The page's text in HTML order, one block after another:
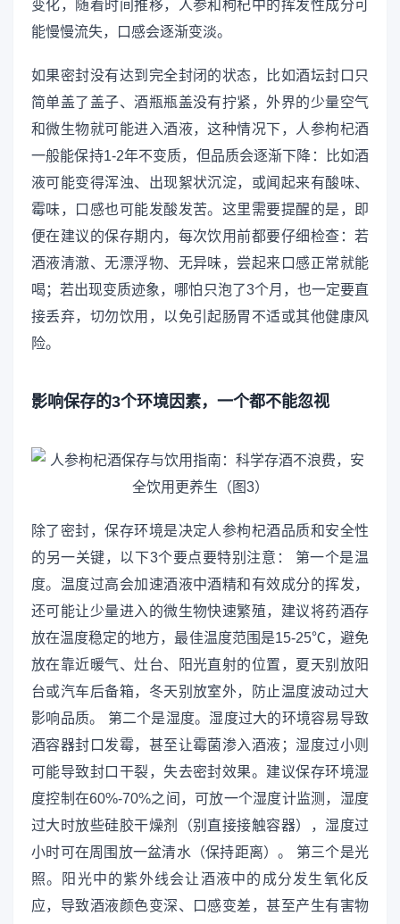
变化，随着时间推移，人参和枸杞中的挥发性成分可
能慢慢流失，口感会逐渐变淡。
如果密封没有达到完全封闭的状态，比如酒坛封口只
简单盖了盖子、酒瓶瓶盖没有拧紧，外界的少量空气
和微生物就可能进入酒液，这种情况下，人参枸杞酒
一般能保持1-2年不变质，但品质会逐渐下降：比如酒
液可能变得浑浊、出现絮状沉淀，或闻起来有酸味、
霉味，口感也可能发酸发苦。这里需要提醒的是，即
便在建议的保存期内，每次饮用前都要仔细检查：若
酒液清澈、无漂浮物、无异味，尝起来口感正常就能
喝；若出现变质迹象，哪怕只泡了3个月，也一定要直
接丢弃，切勿饮用，以免引起肠胃不适或其他健康风
险。
影响保存的3个环境因素，一个都不能忽视
除了密封，保存环境是决定人参枸杞酒品质和安全性
的另一关键，以下3个要点要特别注意： 第一个是温
度。温度过高会加速酒液中酒精和有效成分的挥发，
还可能让少量进入的微生物快速繁殖，建议将药酒存
放在温度稳定的地方，最佳温度范围是15-25℃，避免
放在靠近暖气、灶台、阳光直射的位置，夏天别放阳
台或汽车后备箱，冬天别放室外，防止温度波动过大
影响品质。 第二个是湿度。湿度过大的环境容易导致
酒容器封口发霉，甚至让霉菌渗入酒液；湿度过小则
可能导致封口干裂，失去密封效果。建议保存环境湿
度控制在60%-70%之间，可放一个湿度计监测，湿度
过大时放些硅胶干燥剂（别直接接触容器），湿度过
小时可在周围放一盆清水（保持距离）。 第三个是光
照。阳光中的紫外线会让酒液中的成分发生氧化反
应，导致酒液颜色变深、口感变差，甚至产生有害物